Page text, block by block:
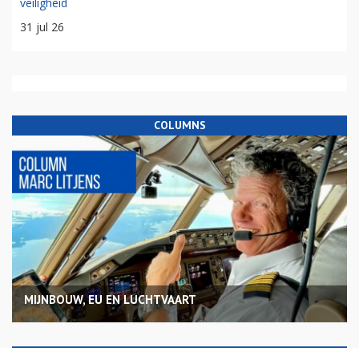
veiligheid
31 jul 26
COLUMNS
MIJNBOUW, EU EN LUCHTVAART